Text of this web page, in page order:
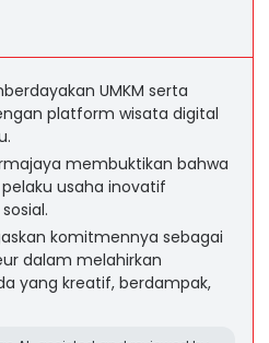
UMKM serta
platform wisata digital
membuktikan bahwa
usaha inovatif
komitmennya sebagai
dalam melahirkan
yang kreatif, berdampak,